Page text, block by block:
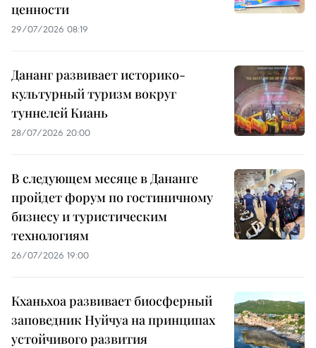
ценности
29/07/2026 08:19
Дананг развивает историко-
культурный туризм вокруг
туннелей Киань
28/07/2026 20:00
В следующем месяце в Дананге
пройдет форум по гостиничному
бизнесу и туристическим
технологиям
26/07/2026 19:00
Кханьхоа развивает биосферный
заповедник Нуйчуа на принципах
устойчивого развития